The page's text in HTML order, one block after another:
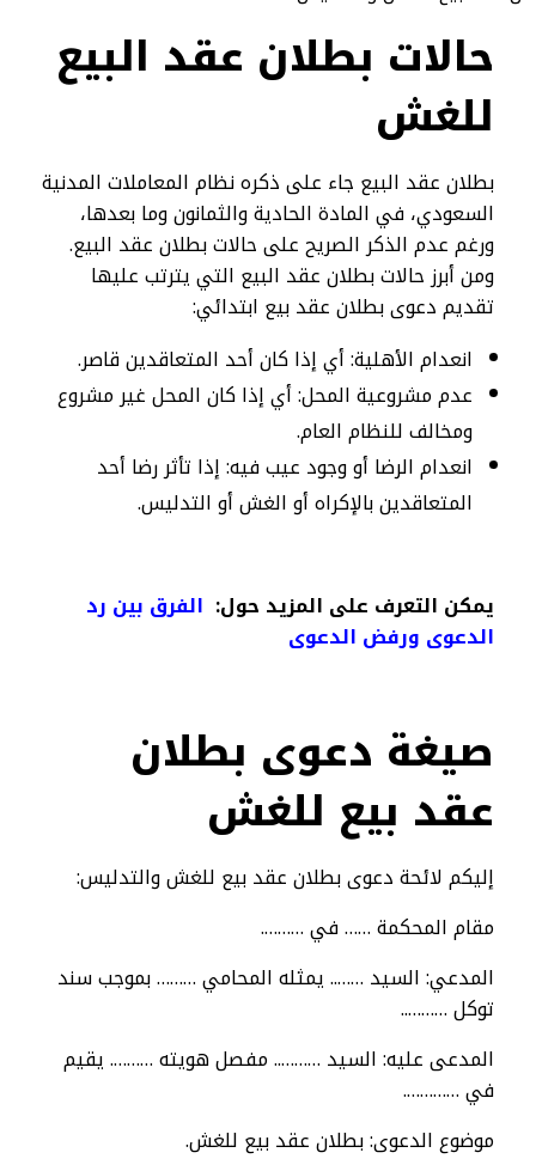
حالات بطلان عقد البيع
للغش
بطلان عقد البيع جاء على ذكره نظام المعاملات المدنية
السعودي، في المادة الحادية والثمانون وما بعدها،
ورغم عدم الذكر الصريح على حالات بطلان عقد البيع.
ومن أبرز حالات بطلان عقد البيع التي يترتب عليها
تقديم دعوى بطلان عقد بيع ابتدائي:
انعدام الأهلية: أي إذا كان أحد المتعاقدين قاصر.
عدم مشروعية المحل: أي إذا كان المحل غير مشروع
ومخالف للنظام العام.
انعدام الرضا أو وجود عيب فيه: إذا تأثر رضا أحد
المتعاقدين بالإكراه أو الغش أو التدليس.
يمكن التعرف على المزيد حول: الفرق بين رد
الدعوى ورفض الدعوى
صيغة دعوى بطلان
عقد بيع للغش
إليكم لائحة دعوى بطلان عقد بيع للغش والتدليس:
مقام المحكمة …… في ……….
المدعي: السيد …….. يمثله المحامي ……… بموجب سند
توكل ………..
المدعى عليه: السيد ……….. مفصل هويته ………. يقيم
في ………….
موضوع الدعوى: بطلان عقد بيع للغش.